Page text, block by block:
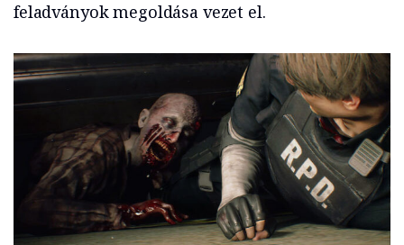
feladványok megoldása vezet el.